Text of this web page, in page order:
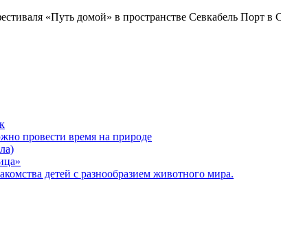
«Путь домой» в пространстве Севкабель Порт в
провести время на природе
детей с разнообразием животного мира.